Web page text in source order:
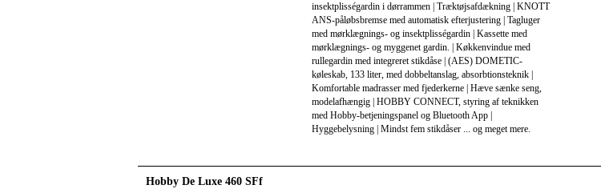
insektplisségardin i dørrammen | Træktøjsafdækning | KNOTT
ANS-påløbsbremse med automatisk efterjustering | Tagluger
med mørklægnings- og insektplisségardin | Kassette med
mørklægnings- og myggenet gardin. | Køkkenvindue med
rullegardin med integreret stikdåse | (AES) DOMETIC-
køleskab, 133 liter, med dobbeltanslag, absorbtionsteknik |
Komfortable madrasser med fjederkerne | Hæve sænke seng,
modelafhængig | HOBBY CONNECT, styring af teknikken
med Hobby-betjeningspanel og Bluetooth App |
Hyggebelysning | Mindst fem stikdåser ... og meget mere.
Hobby De Luxe 460 SFf